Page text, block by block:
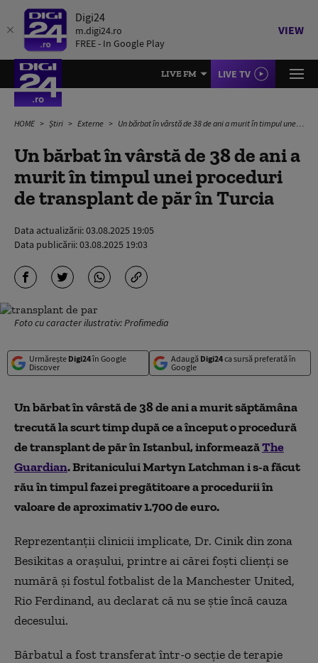
Digi24
m.digi24.ro
FREE - In Google Play
VIEW
LIVE FM LIVE TV
HOME Știri Externe Un bărbat în vârstă de 38 de ani a murit în timpul unei proceduri de transplant de păr în Turcia
Un bărbat în vârstă de 38 de ani a
murit în timpul unei proceduri
de transplant de păr în Turcia
Data actualizării:03.08.2025 19:05
Data publicării:03.08.2025 19:03
Foto cu caracter ilustrativ: Profimedia
Urmărește Digi24în Google
Discover
Adaugă Digi24ca sursă preferată în
Google
Un bărbat în vârstă de 38 de ani a murit săptămâna
trecută la scurt timp după ce a început o procedură
de transplant de păr în Istanbul, informeazăThe
Guardian. Britanicului Martyn Latchman i s-a făcut
rău în timpul fazei pregătitoare a procedurii în
valoare de aproximativ 1.700 de euro.
Reprezentanții clinicii implicate, Dr. Cinik din zona
Besikitas a orașului, printre ai cărei foști clienți se
numără și fostul fotbalist de la Manchester United,
Rio Ferdinand, au declarat că nu se știe încă cauza
decesului.
Bărbatul a fost transferat într-o secție de terapie